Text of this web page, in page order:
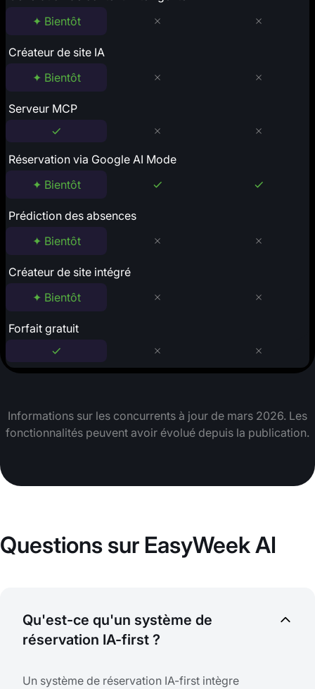
✦ Bientôt
Créateur de site IA
✦ Bientôt
Serveur MCP
Réservation via Google AI Mode
✦ Bientôt
Prédiction des absences
✦ Bientôt
Créateur de site intégré
✦ Bientôt
Forfait gratuit
Informations sur les concurrents à jour de mars 2026. Les
fonctionnalités peuvent avoir évolué depuis la publication.
Questions sur EasyWeek AI
Qu'est-ce qu'un système de
réservation IA-first ?
Un système de réservation IA-first intègre